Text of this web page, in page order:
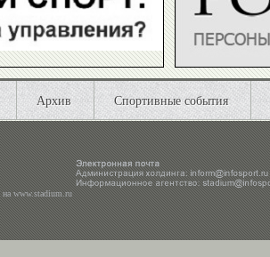
Архив Спортивные события
наwww.stadium.ru